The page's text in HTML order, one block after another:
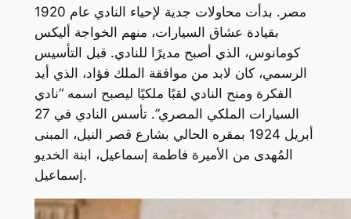
مصر. بدأت محاولات جدية لإحياء النادي عام 1920
بقيادة عشاق السيارات، منهم الخواجة أليكس
كومانوس، الذي أصبح مديرًا للنادي. قبل التأسيس
الرسمي، كان لابد من موافقة الملك فؤاد، الذي أيد
الفكرة ومنح النادي لقبًا ملكيًا ليصبح اسمه “نادي
السيارات الملكي المصري”. تأسس النادي في 27
أبريل 1924 بمقره الحالي بشارع قصر النيل، المبنى
المُهدى من الأميرة فاطمة إسماعيل، ابنة الخديو
إسماعيل.